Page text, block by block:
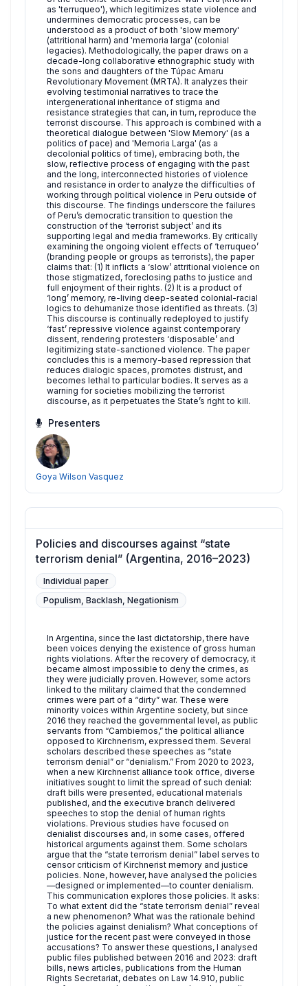
as 'terruqueo'), which legitimizes state violence and
undermines democratic processes, can be
understood as a product of both 'slow memory'
(attritional harm) and 'memoria larga' (colonial
legacies). Methodologically, the paper draws on a
decade-long collaborative ethnographic study with
the sons and daughters of the Túpac Amaru
Revolutionary Movement (MRTA). It analyzes their
evolving testimonial narratives to trace the
intergenerational inheritance of stigma and
resistance strategies that can, in turn, reproduce the
terrorist discourse. This approach is combined with a
theoretical dialogue between 'Slow Memory' (as a
politics of pace) and 'Memoria Larga' (as a
decolonial politics of time), embracing both, the
slow, reflective process of engaging with the past
and the long, interconnected histories of violence
and resistance in order to analyze the difficulties of
working through political violence in Peru outside of
this discourse. The findings underscore the failures
of Peru’s democratic transition to question the
construction of the ‘terrorist subject’ and its
supporting legal and media frameworks. By critically
examining the ongoing violent effects of ‘terruqueo’
(branding people or groups as terrorists), the paper
claims that: (1) It inflicts a ‘slow’ attritional violence on
those stigmatized, foreclosing paths to justice and
full enjoyment of their rights. (2) It is a product of
‘long’ memory, re-living deep-seated colonial-racial
logics to dehumanize those identified as threats. (3)
This discourse is continually redeployed to justify
‘fast’ repressive violence against contemporary
dissent, rendering protesters ‘disposable’ and
legitimizing state-sanctioned violence. The paper
concludes this is a memory-based repression that
reduces dialogic spaces, promotes distrust, and
becomes lethal to particular bodies. It serves as a
warning for societies mobilizing the terrorist
discourse, as it perpetuates the State’s right to kill.
Presenters
Goya Wilson Vasquez
Policies and discourses against “state
terrorism denial” (Argentina, 2016–2023)
Individual paper
Populism, Backlash, Negationism
In Argentina, since the last dictatorship, there have
been voices denying the existence of gross human
rights violations. After the recovery of democracy, it
became almost impossible to deny the crimes, as
they were judicially proven. However, some actors
linked to the military claimed that the condemned
crimes were part of a “dirty” war. These were
minority voices within Argentine society, but since
2016 they reached the governmental level, as public
servants from “Cambiemos,” the political alliance
opposed to Kirchnerism, expressed them. Several
scholars described these speeches as “state
terrorism denial” or “denialism.” From 2020 to 2023,
when a new Kirchnerist alliance took office, diverse
initiatives sought to limit the spread of such denial:
draft bills were presented, educational materials
published, and the executive branch delivered
speeches to stop the denial of human rights
violations. Previous studies have focused on
denialist discourses and, in some cases, offered
historical arguments against them. Some scholars
argue that the “state terrorism denial” label serves to
censor criticism of Kirchnerist memory and justice
policies. None, however, have analysed the policies
—designed or implemented—to counter denialism.
This communication explores those policies. It asks:
To what extent did the “state terrorism denial” reveal
a new phenomenon? What was the rationale behind
the policies against denialism? What conceptions of
justice for the recent past were conveyed in those
accusations? To answer these questions, I analysed
public files published between 2016 and 2023: draft
bills, news articles, publications from the Human
Rights Secretariat, debates on Law 14.910, public